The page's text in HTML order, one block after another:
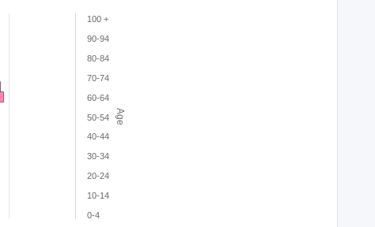
Age
0-4
10-14
20-24
30-34
40-44
50-54
60-64
70-74
80-84
90-94
100 +